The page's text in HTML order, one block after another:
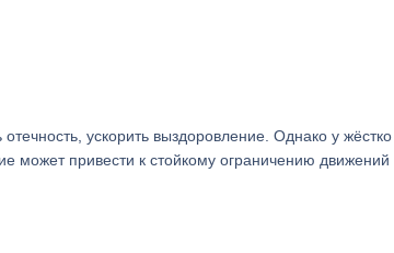
ускорить выздоровление. Однако у жёстко
может привести к стойкому ограничению движений